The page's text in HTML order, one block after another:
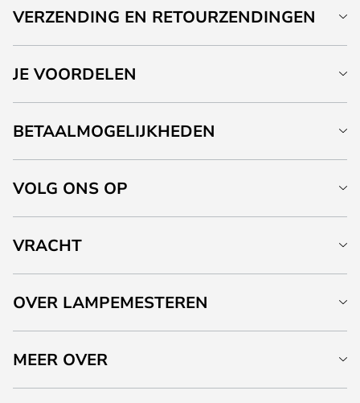
VERZENDING EN RETOURZENDINGEN
JE VOORDELEN
BETAALMOGELIJKHEDEN
VOLG ONS OP
VRACHT
OVER LAMPEMESTEREN
MEER OVER